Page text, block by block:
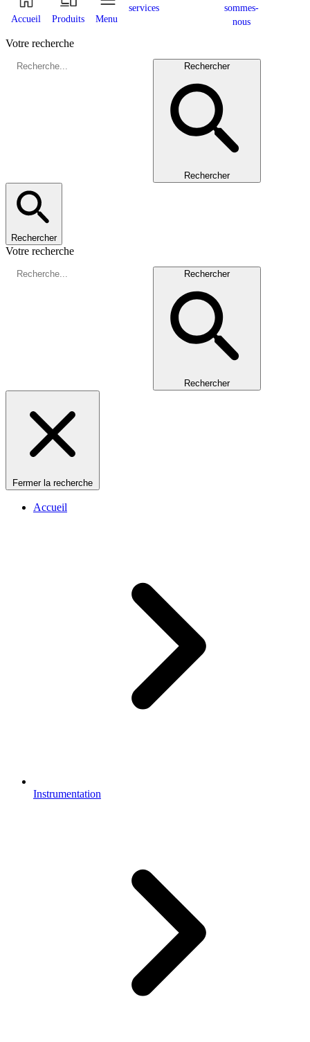
Accueil Produits Menu
services
sommes-
nous
Votre recherche
Rechercher
Rechercher
Rechercher
Votre recherche
Rechercher
Rechercher
Fermer la recherche
Accueil
Instrumentation